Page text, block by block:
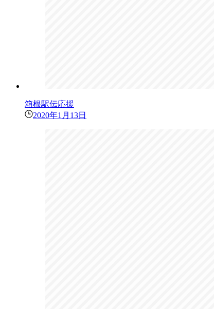
箱根駅伝応援
2020年1月13日